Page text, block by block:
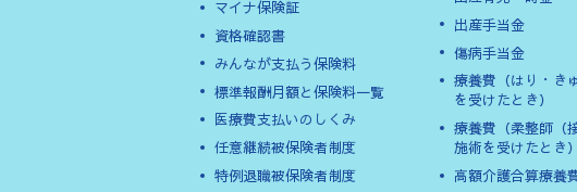
マイナ保険証
資格確認書
みんなが支払う保険料
標準報酬月額と保険料一覧
医療費支払いのしくみ
任意継続被保険者制度
特例退職被保険者制度
出産手当金
傷病手当金
療養費（はり・き
を受けたとき）
療養費（柔整師（
施術を受けたとき）
高額介護合算療養